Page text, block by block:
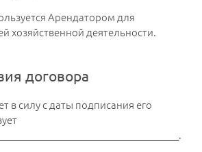
Арендатором для
хозяйственной деятельности.
договора
в силу с даты подписания его